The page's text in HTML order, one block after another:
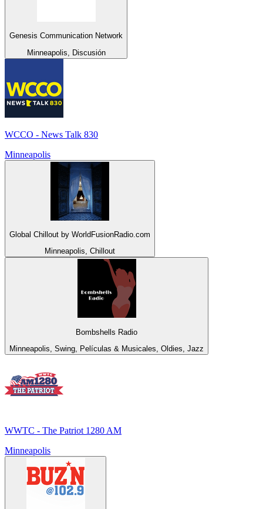
Genesis Communication Network
Minneapolis, Discusión
WCCO - News Talk 830
Minneapolis
Global Chillout by WorldFusionRadio.com
Minneapolis, Chillout
Bombshells Radio
Minneapolis, Swing, Películas & Musicales, Oldies, Jazz
WWTC - The Patriot 1280 AM
Minneapolis